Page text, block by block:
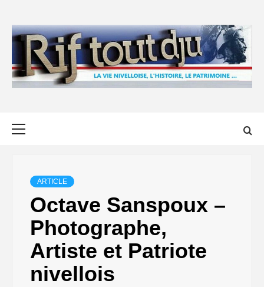
content
ARTICLE
Octave Sanspoux –
Photographe,
Artiste et Patriote
nivellois